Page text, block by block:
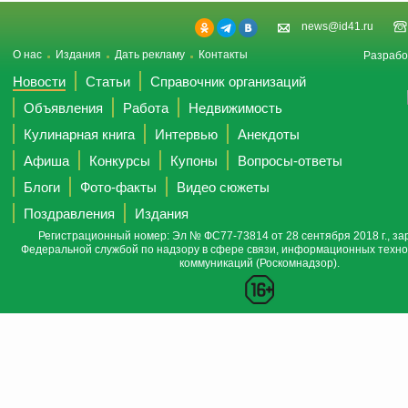
news@id41.ru
О нас Издания Дать рекламу Контакты
Новости Статьи
Справочник организаций
Объявления
Работа
Недвижимость
Кулинарная книга
Интервью
Анекдоты
Афиша
Конкурсы Купоны
Вопросы-ответы
Блоги
Фото-факты
Видео сюжеты
Поздравления
Издания
Регистрационный номер: Эл № ФС77-73814 от 28 сентября 2018 г.,
Федеральной службой по надзору в сфере связи, информационных
коммуникаций (Роскомнадзор).